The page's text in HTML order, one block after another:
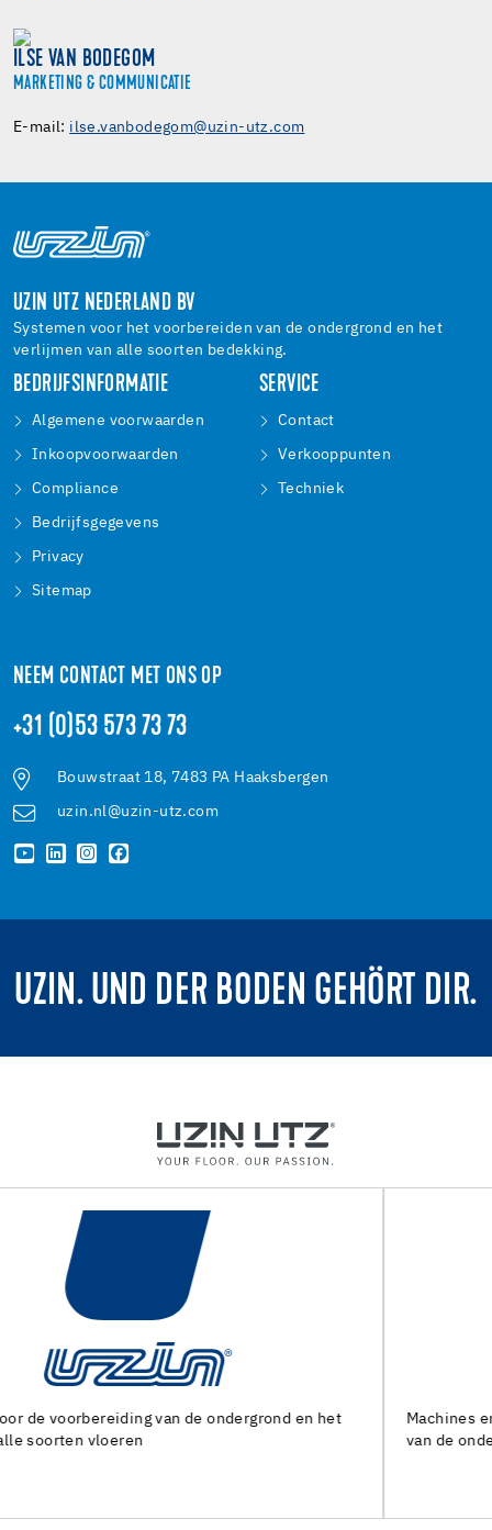
ILSE VAN BODEGOM
MARKETING & COMMUNICATIE
E-mail: ilse.vanbodegom@uzin-utz.com
UZIN UTZ NEDERLAND BV
Systemen voor het voorbereiden van de ondergrond en het
verlijmen van alle soorten bedekking.
BEDRIJFSINFORMATIE
Algemene voorwaarden
Inkoopvoorwaarden
Compliance
Bedrijfsgegevens
Privacy
Sitemap
SERVICE
Contact
Verkooppunten
Techniek
NEEM CONTACT MET ONS OP
+31 (0)53 573 73 73
Bouwstraat 18, 7483 PA Haaksbergen
uzin.nl@uzin-utz.com
UZIN. UND DER BODEN GEHÖRT DIR.
Machines en speciaal gereedschap voor de voorbereiding
van de ondergrond en het leggen van alle soorten bedekking